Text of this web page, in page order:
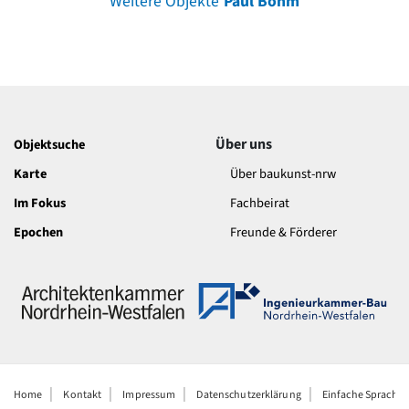
Objektsuche
Karte
Im Fokus
Epochen
Über uns
Über baukunst-nrw
Fachbeirat
Freunde & Förderer
Home Kontakt Impressum Datenschutzerklärung Einfache Sprache